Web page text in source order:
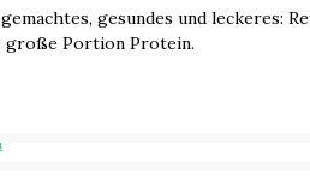
gesundes und leckeres:
große Portion Protein.